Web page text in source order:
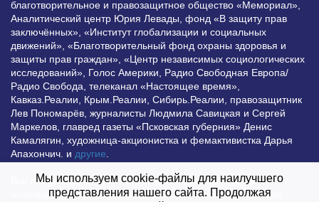
благотворительное и правозащитное общество «Мемориал»,
Аналитический центр Юрия Левады, фонд «В защиту прав
заключённых», «Институт глобализации и социальных
движений», «Благотворительный фонд охраны здоровья и
защиты прав граждан», «Центр независимых социологических
исследований», Голос Америки, Радио Свободная Европа/
Радио Свобода, телеканал «Настоящее время»,
Кавказ.Реалии, Крым.Реалии, Сибирь.Реалии, правозащитник
Лев Пономарёв, журналисты Людмила Савицкая и Сергей
Маркелов, главред газеты «Псковская губерния» Денис
Камалягин, художница-акционистка и фемактивистка Дарья
Апахончич. и другие
Все права защищены и охраняются законом. Любое
использование материалов сайта допустимо при условии
Мы используем cookie-файлы для наилучшего
представления нашего сайта. Продолжая